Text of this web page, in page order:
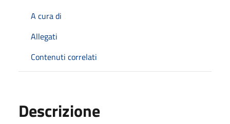
A cura di
Allegati
Contenuti correlati
Descrizione